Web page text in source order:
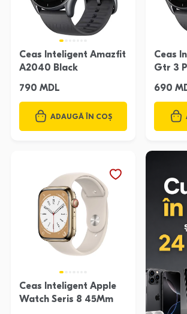
Ceas Inteligent Amazfit
A2040 Black
790 MDL
ADAUGĂ ÎN COȘ
Ceas
Gtr 3
690
Ceas Inteligent Apple
Watch Seris 8 45Mm